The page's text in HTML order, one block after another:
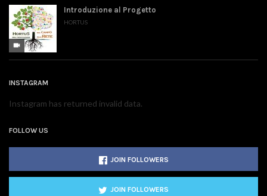
videocam
Introduzione al Progetto
HORTUS
INSTAGRAM
Instagram has returned invalid data.
FOLLOW US
JOIN FOLLOWERS
JOIN FOLLOWERS